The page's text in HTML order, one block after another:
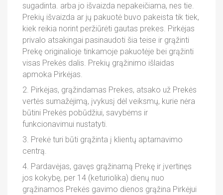
sugadinta. arba jo išvaizda nepakeičiama, nes tie.
Prekių išvaizda ar jų pakuotė buvo pakeista tik tiek,
kiek reikia norint peržiūrėti gautas prekes. Pirkėjas
privalo atsakingai pasinaudoti šia teise ir grąžinti
Prekę originalioje tinkamoje pakuotėje bei grąžinti
visas Prekės dalis. Prekių grąžinimo išlaidas
apmoka Pirkėjas.
2. Pirkėjas, grąžindamas Prekes, atsako už Prekės
vertės sumažėjimą, įvykusį dėl veiksmų, kurie nėra
būtini Prekės pobūdžiui, savybėms ir
funkcionavimui nustatyti.
3. Prekė turi būti grąžinta į klientų aptarnavimo
centrą.
4. Pardavėjas, gavęs grąžinamą Prekę ir įvertinęs
jos kokybę, per 14 (keturiolika) dienų nuo
grąžinamos Prekės gavimo dienos grąžina Pirkėjui